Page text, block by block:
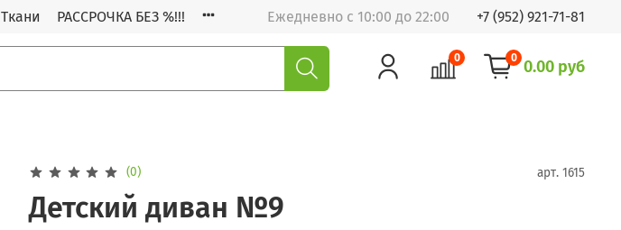
Ткани РАССРОЧКА БЕЗ %!!! Ежедневно с 10:00 до 22:00 +7 (952) 921-71-81
0 0 0.00 руб
(0) арт. 1615
Детский диван №9